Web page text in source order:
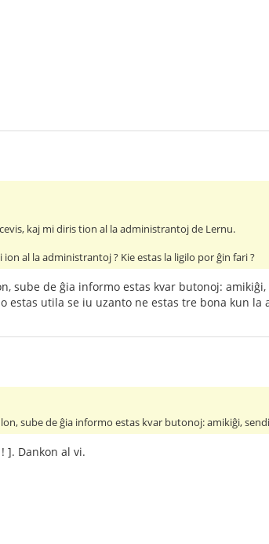
kaj mi diris tion al la administrantoj de Lernu.
ion al la administrantoj ? Kie estas la ligilo por ĝin fari ?
sube de ĝia informo estas kvar butonoj:
estas utila se iu uzanto ne estas tre bona kun la
sube de ĝia informo estas kvar butonoj: amikiĝi,
]. Dankon al vi.